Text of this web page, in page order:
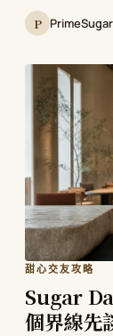
條件、車馬費
訊息範例。
P PrimeSugar
甜心交友攻略
Sugar
個界線先